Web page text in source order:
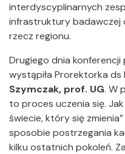
interdyscyplinarnych
infrastruktury badawczej
rzecz regionu.
Drugiego dnia
wystąpiła Prorektorka ds
Szymczak, prof. UG. W
to proces uczenia się.
świecie, który się
sposobie postrzegania
kilku ostatnich pokoleń.